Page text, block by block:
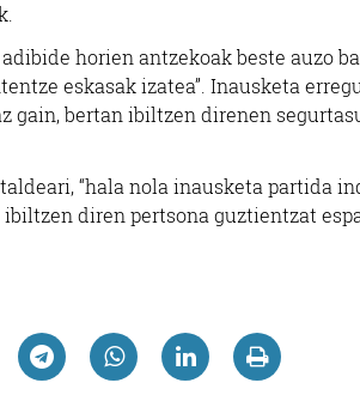
horien antzekoak beste auzo
eskasak izatea”. Inausketa
gain, bertan ibiltzen direnen
“hala nola inausketa partida
diren pertsona guztientzat